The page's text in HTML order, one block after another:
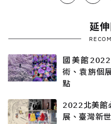
延
國美館
術、袁旃個
點
2022北美館
展、臺灣新